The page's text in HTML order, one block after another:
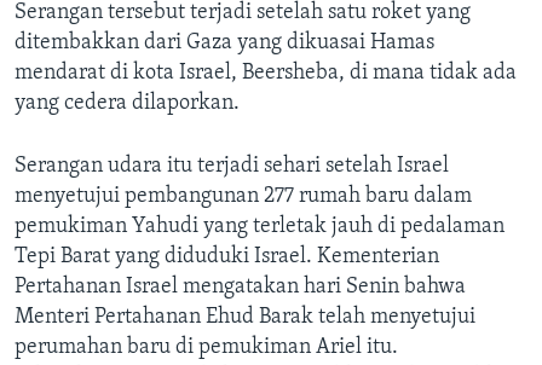
Serangan tersebut terjadi setelah satu roket yang
ditembakkan dari Gaza yang dikuasai Hamas
mendarat di kota Israel, Beersheba, di mana tidak ada
yang cedera dilaporkan.
Serangan udara itu terjadi sehari setelah Israel
menyetujui pembangunan 277 rumah baru dalam
pemukiman Yahudi yang terletak jauh di pedalaman
Tepi Barat yang diduduki Israel. Kementerian
Pertahanan Israel mengatakan hari Senin bahwa
Menteri Pertahanan Ehud Barak telah menyetujui
perumahan baru di pemukiman Ariel itu.